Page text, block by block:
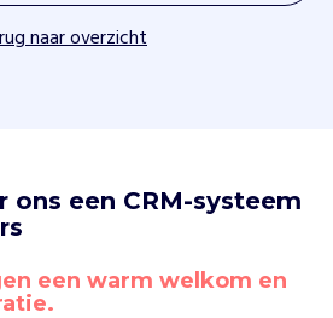
naar overzicht
een CRM-systeem
een warm welkom en